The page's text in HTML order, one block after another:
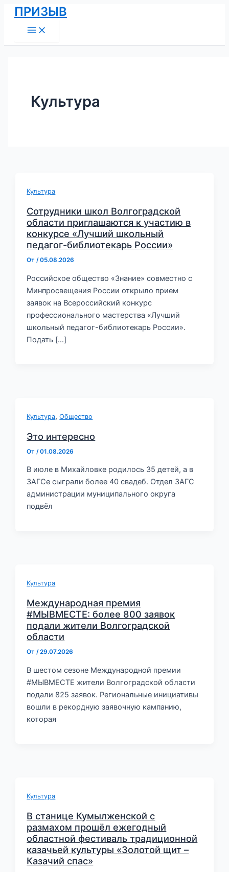
Перейти
содержимому
ПРИЗЫВ
Menu
Культура
Культура
Сотрудники школ Волгоградской
области приглашаются к участию в
конкурсе «Лучший школьный
педагог-библиотекарь России»
От/05.08.2026
Российское общество «Знание» совместно с
Минпросвещения России открыло прием
заявок на Всероссийский конкурс
профессионального мастерства «Лучший
школьный педагог-библиотекарь России».
Подать […]
Культура,Общество
Это интересно
От /01.08.2026
В июле в Михайловке родилось 35 детей, а в
ЗАГСе сыграли более 40 свадеб. Отдел ЗАГС
администрации муниципального округа
подвёл
Культура
Международная премия
#МЫВМЕСТЕ: более 800 заявок
подали жители Волгоградской
области
От/29.07.2026
В шестом сезоне Международной премии
#МЫВМЕСТЕ жители Волгоградской области
подали 825 заявок. Региональные инициативы
вошли в рекордную заявочную кампанию,
которая
Культура
В станице Кумылженской с
размахом прошёл ежегодный
областной фестиваль традиционной
казачьей культуры «Золотой щит –
Казачий спас»
Постраничная
навигация
записи